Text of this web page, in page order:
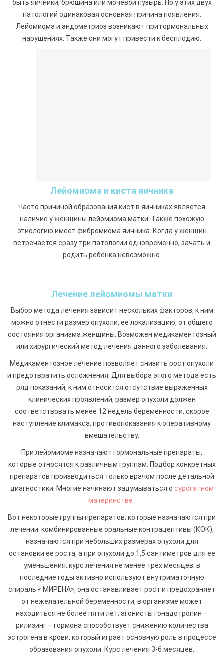
быть яичники, брюшина или мочевой пузырь. Но у этих двух
патологий одинаковая основная причина появления.
Лейомиома и эндометриоз возникают при гормональных
нарушениях. Также они могут привести к бесплодию.
Лейомиома и киста яичника
Часто причиной образования кист в яичниках является
наличие у женщины лейомиома матки. Также похожую
этиологию имеет фибромиома яичника. Когда у женщин
встречается сразу три патологии одновременно, зачать и
родить ребенка невозможно.
Лечение лейомиомы матки
Выбор метода лечения зависит нескольких факторов, к ним
можно отнести размер опухоли, ее локализацию, от общего
состояния организма женщины. Возможен медикаментозный
или хирургический метод лечения данного заболевания.
Медикаментозное лечение позволяет снизить рост опухоли
и предотвратить осложнения. Для выбора этого метода есть
ряд показаний, к ним относится отсутствие выраженных
клинических проявлений, размер опухоли должен
соответствовать менее 12 недель беременности, скорое
наступление климакса, противопоказания к оперативному
вмешательству.
При лейомиоме назначают гормональные препараты,
которые относятся к различным группам. Подбор конкретных
препаратов производиться только врачом после детальной
диагностики. Многие начинают задумываться о сурогатном
материнстве
Вот некоторые группы препаратов, которые назначаются при
лечении: комбинированные оральные контрацептивы (КОК),
назначаются при небольших размерах опухоли для
остановки ее роста, а при опухоли до 1,5 сантиметров для ее
уменьшения, курс лечения не менее трех месяцев; в
последние годы активно используют внутриматочную
спираль « МИРЕНА», она останавливает рост и предохраняет
от нежелательной беременности, в организме может
находиться не более пяти лет; агонисты гонадотропин –
рилизинг – гормона способствует снижению количества
эстрогена в крови, который играет основную роль в процессе
образования опухоли. Курс лечения 3-6 месяцев.